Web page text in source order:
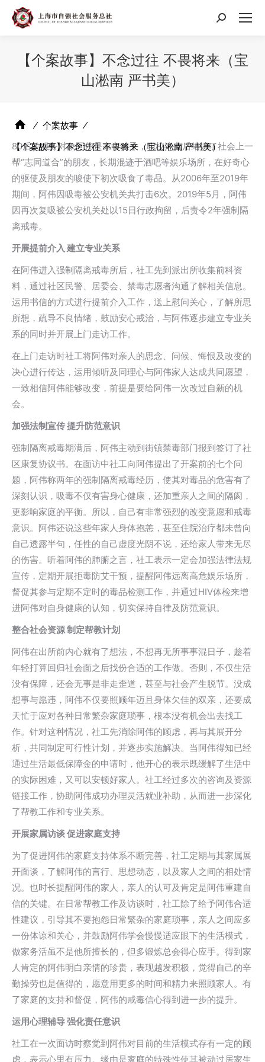
搜
【个案故事】不念过往 不畏将来（宝
山淞南 严书美）
⁄ 个案故事 ⁄
【个案故事】不念过往 不畏将来（宝山淞南 严书美）
80后的服务对象阿伟是家中独子，职校毕业后结识了社会上一
帮“志同道合”的朋友，长期混迹于酒吧等娱乐场所，在好奇心
的驱使及朋友的唆使下初次吸食了毒品。从2006年至2019年
期间，阿伟因吸毒被公安机关共打击6次。2019年5月，阿伟
因再次复吸被公安机关处以15日行政拘留，后责令2年强制隔
离戒毒。
开展提前介入 建立专业关系
在阿伟进入强制隔离戒毒所后，社工先到派出所收集前科资
料，通过社区民警、居委会、禁毒志愿者沟通了解相关信息。
运用书信的方式进行提前介入工作，送上慰问关心，了解所思
所想，疏导不良情绪，鼓励安心戒治，与阿伟逐步建立专业关
系的同时并开展上门走访工作。
在上门走访时社工将阿伟对亲人的思念、问候、悔恨及改变的
决心进行传达，运用倾听及同理心与阿伟家人达成共同愿望，
一致相信阿伟能够改变，前提是要给阿伟一次改过自新的机
会。
加强法制宣传 提升防范意识
强制隔离戒毒期满后，阿伟主动到街镇禁毒部门报到签订了社
区康复协议书。在面访中社工向阿伟提出了开案前的七个问
题，阿伟称两年的强制隔离戒毒经历，使其对毒品的危害有了
深刻认识，吸毒不仅有害身心健康，还加重亲人之间的隔阂，
更影响家庭的平衡。所以，自己有非常强烈的改变意愿和戒毒
意识。阿伟还说这些年家人身体抱恙，甚至住院治疗都未曾向
自己透露半句，任性的自己虚度光阴不说，还给家人带来无尽
的伤害。听着阿伟的肺腑之言，社工表示一定会加强法律法规
宣传，定期开展拒毒防艾干预，提醒阿伟远离高危娱乐场所，
督促其参与定期不定时的毒品检测工作，并通过HIV体检来增
进阿伟对自身健康的认知，切实保持自律及防范意识。
整合社会资源 制定帮教计划
阿伟在出所前内心就有了想法，不想再无所事事混日子，趁着
年轻打算回归社会面之后找份合适的工作做。否则，不仅生活
没有保障，还会无事是非走歪道，甚至与社会产生脱节。没成
想事与愿违，阿伟不仅要照顾年迈且身体欠佳的双亲，还要成
天忙于应对各种日常繁杂家庭琐事，根本没有机会出去找工
作。针对这种情况，社工先消除阿伟的顾虑，再与其展开分
析，共同制定可行性计划，并逐步实施解决。当阿伟得知已经
通过生活最低保障金的申请时，他开心的表示既缓解了生活中
的实际困难，又可以安顿好家人。社工经过多次的咨询及资源
链接工作，协助阿伟成功办理灵活就业补助，从而进一步深化
了帮教工作和专业关系。
开展家属访谈 促进家庭支持
为了促进阿伟的家庭支持体系不断完善，社工定期与其家属展
开面谈，了解阿伟的言行、思想动态，以及家人之间的相处情
况。也时长提醒阿伟的家人，亲人的认可及肯定是阿伟重建自
信的关键。在日常帮教工作及访谈时，社工除了给予阿伟合适
性建议，引导其不要抱怨日常繁杂的家庭琐事，亲人之间应多
一份体谅和关心，并鼓励阿伟学会慢慢适应眼下的生活模式，
做家务活虽不是他所擅长的，但多锻炼总会得心应手。得到家
人肯定的阿伟明白亲情的珍贵，表现越发积极，觉得自己的辛
勤操劳也是值得的，愿意用更多的时间和精力来照顾家人。有
了家庭的支持和督促，阿伟的戒毒信心得到进一步的提升。
运用心理辅导 强化责任意识
社工在一次面访时察觉到阿伟对目前的生活模式存有一定的顾
虑，表示心里有压力。缘由是家庭的特殊性使其被动过居家生